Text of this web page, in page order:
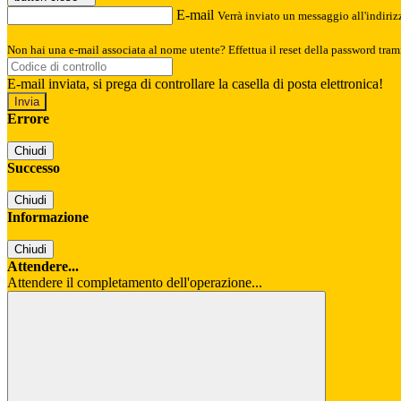
E-mail Verrà inviato un messaggio
Non hai una e-mail associata al nome utente? Effettua il reset della password
E-mail inviata, si prega di controllare la casella di posta elettronica!
Errore
Chiudi
Successo
Chiudi
Informazione
Chiudi
Attendere...
Attendere il completamento dell'operazione...